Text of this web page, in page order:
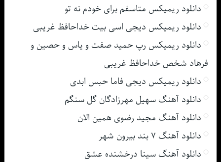
دانلود ریمیکس متاسفم برای خودم نه تو
دانلود ریمیکس دیجی اسی بیت خداحافظ غریبی
دانلود ریمیکس رپ حمید صفت و یاس و حصین و
فرهاد شخص خداحافظ غریبی
دانلود ریمیکس دیجی فاما حبس ابدی
دانلود آهنگ سهیل مهرزادگان گل سنگم
دانلود آهنگ مجید رضوی همین الان
دانلود آهنگ ۷ بند بیرون شهر
دانلود آهنگ سینا درخشنده عشق